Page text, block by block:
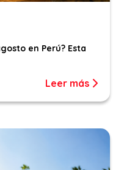
en Perú? Esta
Leer más